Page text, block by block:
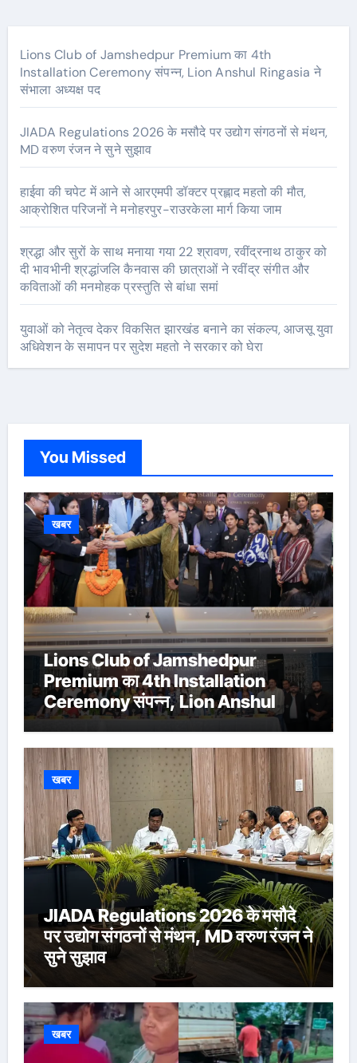
Lions Club of Jamshedpur Premium का 4th
Installation Ceremony संपन्न, Lion Anshul Ringasia ने
संभाला अध्यक्ष पद
JIADA Regulations 2026 के मसौदे पर उद्योग संगठनों से मंथन,
MD वरुण रंजन ने सुने सुझाव
हाईवा की चपेट में आने से आरएमपी डॉक्टर प्रह्लाद महतो की मौत,
आक्रोशित परिजनों ने मनोहरपुर-राउरकेला मार्ग किया जाम
श्रद्धा और सुरों के साथ मनाया गया 22 श्रावण, रवींद्रनाथ ठाकुर को
दी भावभीनी श्रद्धांजलि कैनवास की छात्राओं ने रवींद्र संगीत और
कविताओं की मनमोहक प्रस्तुति से बांधा समां
युवाओं को नेतृत्व देकर विकसित झारखंड बनाने का संकल्प, आजसू युवा
अधिवेशन के समापन पर सुदेश महतो ने सरकार को घेरा
You Missed
खबर
Lions Club of Jamshedpur
Premium का 4th Installation
Ceremony संपन्न, Lion Anshul
Ringasia ने संभाला अध्यक्ष पद
खबर
JIADA Regulations 2026 के मसौदे
पर उद्योग संगठनों से मंथन, MD वरुण रंजन ने
सुने सुझाव
खबर